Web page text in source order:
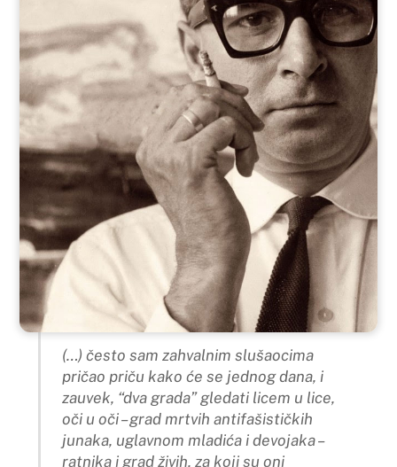
(…) često sam zahvalnim slušaocima
pričao priču kako će se jednog dana, i
zauvek, “dva grada” gledati licem u lice,
oči u oči – grad mrtvih antifašističkih
junaka, uglavnom mladića i devojaka –
ratnika i grad živih, za koji su oni